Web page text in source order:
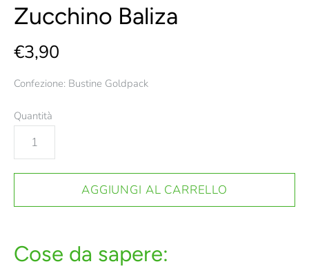
Zucchino Baliza
€3,90
Confezione: Bustine Goldpack
Quantità
Cose da sapere: